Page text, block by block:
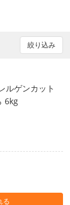
絞り込み
ルゲンカット
6kg
る